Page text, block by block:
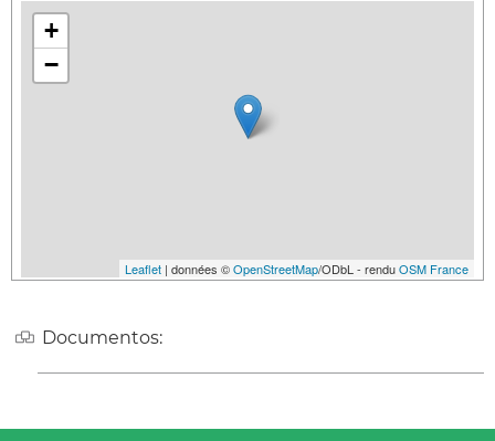
+
−
Leaflet | données ©OpenStreetMap/ODbL - renduOSM France
Documentos: